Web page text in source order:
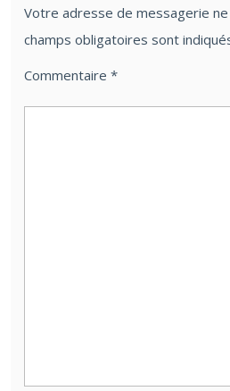
Votre adresse de messagerie
champs obligatoires sont
Commentaire *